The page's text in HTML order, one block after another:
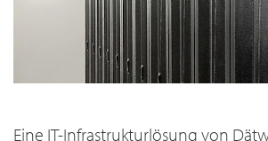
Eine IT-Infrastrukturlösung von